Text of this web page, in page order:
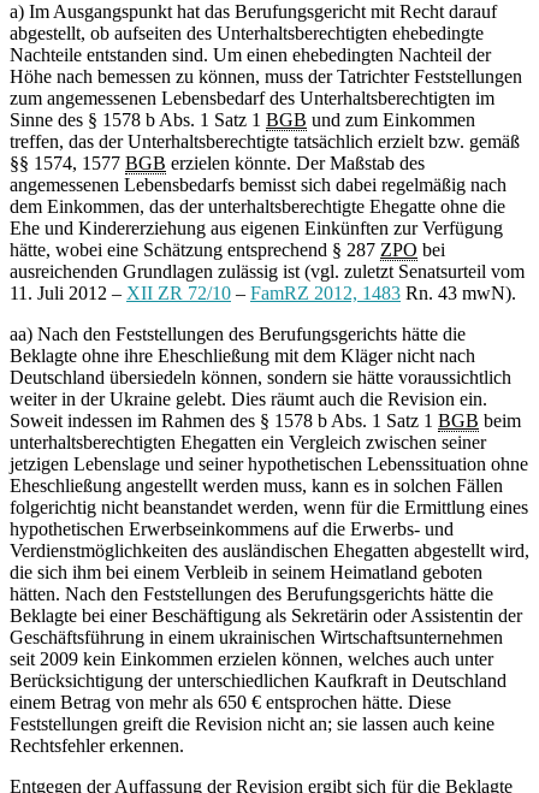
a) Im Ausgangspunkt hat das Berufungsgericht mit Recht darauf
abgestellt, ob aufseiten des Unterhaltsberechtigten ehebedingte
Nachteile entstanden sind. Um einen ehebedingten Nachteil der
Höhe nach bemessen zu können, muss der Tatrichter Feststellungen
zum angemessenen Lebensbedarf des Unterhaltsberechtigten im
Sinne des § 1578 b Abs. 1 Satz 1 BGB und zum Einkommen
treffen, das der Unterhaltsberechtigte tatsächlich erzielt bzw. gemäß
§§ 1574, 1577 BGB erzielen könnte. Der Maßstab des
angemessenen Lebensbedarfs bemisst sich dabei regelmäßig nach
dem Einkommen, das der unterhaltsberechtigte Ehegatte ohne die
Ehe und Kindererziehung aus eigenen Einkünften zur Verfügung
hätte, wobei eine Schätzung entsprechend § 287 ZPO bei
ausreichenden Grundlagen zulässig ist (vgl. zuletzt Senatsurteil vom
11. Juli 2012 – XII ZR 72/10 – FamRZ 2012, 1483 Rn. 43 mwN).
aa) Nach den Feststellungen des Berufungsgerichts hätte die
Beklagte ohne ihre Eheschließung mit dem Kläger nicht nach
Deutschland übersiedeln können, sondern sie hätte voraussichtlich
weiter in der Ukraine gelebt. Dies räumt auch die Revision ein.
Soweit indessen im Rahmen des § 1578 b Abs. 1 Satz 1 BGB beim
unterhaltsberechtigten Ehegatten ein Vergleich zwischen seiner
jetzigen Lebenslage und seiner hypothetischen Lebenssituation ohne
Eheschließung angestellt werden muss, kann es in solchen Fällen
folgerichtig nicht beanstandet werden, wenn für die Ermittlung eines
hypothetischen Erwerbseinkommens auf die Erwerbs- und
Verdienstmöglichkeiten des ausländischen Ehegatten abgestellt wird,
die sich ihm bei einem Verbleib in seinem Heimatland geboten
hätten. Nach den Feststellungen des Berufungsgerichts hätte die
Beklagte bei einer Beschäftigung als Sekretärin oder Assistentin der
Geschäftsführung in einem ukrainischen Wirtschaftsunternehmen
seit 2009 kein Einkommen erzielen können, welches auch unter
Berücksichtigung der unterschiedlichen Kaufkraft in Deutschland
einem Betrag von mehr als 650 € entsprochen hätte. Diese
Feststellungen greift die Revision nicht an; sie lassen auch keine
Rechtsfehler erkennen.
Entgegen der Auffassung der Revision ergibt sich für die Beklagte